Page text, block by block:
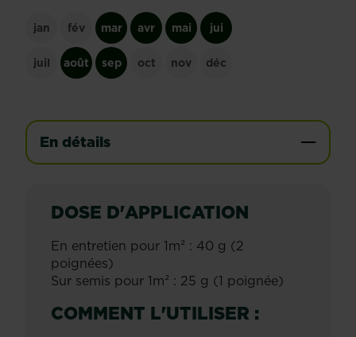
jan fév mar avr mai jui
juil août sep oct nov déc
En détails
DOSE D'APPLICATION
En entretien pour 1m² : 40 g (2
poignées)
Sur semis pour 1m² : 25 g (1 poignée)
COMMENT L'UTILISER :